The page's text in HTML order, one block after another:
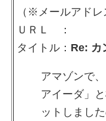
（※メールアドレ
ＵＲＬ ：
タイトル： Re: カ
アマゾンで
アイーダ」
ットしまし